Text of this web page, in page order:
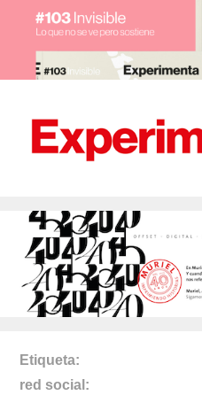
Etiqueta
red social